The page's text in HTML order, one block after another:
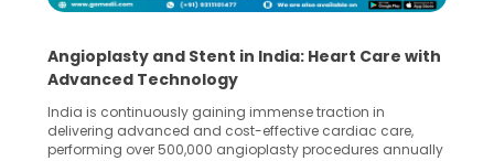
Angioplasty and Stent in India: Heart Care with
Advanced Technology
India is continuously gaining immense traction in
delivering advanced and cost-effective cardiac care,
performing over 500,000 angioplasty procedures annually